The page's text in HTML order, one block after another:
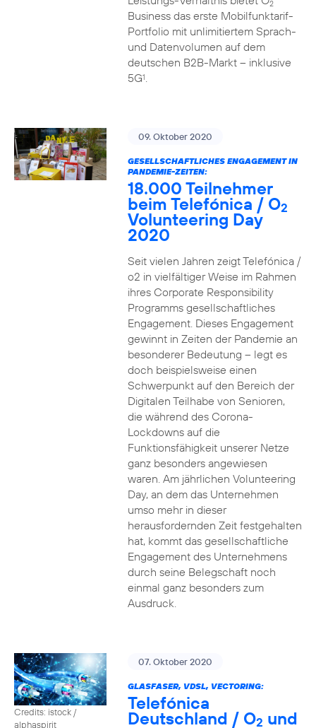
2
Business das erste Mobilfunktarif-
Portfolio mit unlimitiertem Sprach-
und Datenvolumen auf dem
deutschen B2B-Markt – inklusive
5G1.
09. Oktober 2020
GESELLSCHAFTLICHES ENGAGEMENT IN
PANDEMIE-ZEITEN:
18.000 Teilnehmer
beim Telefónica / O2
Volunteering Day
2020
Seit vielen Jahren zeigt Telefónica /
o2 in vielfältiger Weise im Rahmen
ihres Corporate Responsibility
Programms gesellschaftliches
Engagement. Dieses Engagement
gewinnt in Zeiten der Pandemie an
besonderer Bedeutung – legt es
doch beispielsweise einen
Schwerpunkt auf den Bereich der
Digitalen Teilhabe von Senioren,
die während des Corona-
Lockdowns auf die
Funktionsfähigkeit unserer Netze
ganz besonders angewiesen
waren. Am jährlichen Volunteering
Day, an dem das Unternehmen
umso mehr in dieser
herausfordernden Zeit festgehalten
hat, kommt das gesellschaftliche
Engagement des Unternehmens
durch seine Belegschaft noch
einmal ganz besonders zum
Ausdruck.
Credits: istock /
alphaspirit
07. Oktober 2020
GLASFASER, VDSL, VECTORING:
Telefónica
Deutschland / O2 und